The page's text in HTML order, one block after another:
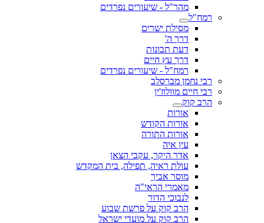
מהר"ל - שיעורים נפרדים
רמח"ל
מסילת ישרים
דרך ה'
דעת תבונות
דרך עץ חיים
רמח"ל - שיעורים נפרדים
רבי נחמן מברסלב
רבי חיים מוולוז'ין
הרב קוק
אורות
אורות הקודש
אורות התורה
עין איה
אדר היקר, עקבי הצאן
עולת ראיה, תפילה, בית המקדש
מוסר אביך
מאמרי הראי"ה
לנבוכי הדור
הרב קוק על פרשת שבוע
הרב קוק על מועדי ישראל